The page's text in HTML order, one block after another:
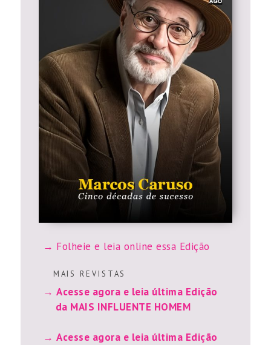
Folheie e leia online essa Edição
M A I S R E V I S T A S
Acesse agora e leia última Edição
da MAIS INFLUENTE HOMEM
Acesse agora e leia última Edição